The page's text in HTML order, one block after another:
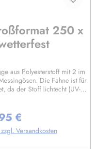
250 x
aus Polyesterstoff mit 2 im
Die Fahne ist für
da der Stoff lichtecht (UV-
an Länder- und
Bootsflaggen und
Shop - Axel
Preis:
€
Versandkosten